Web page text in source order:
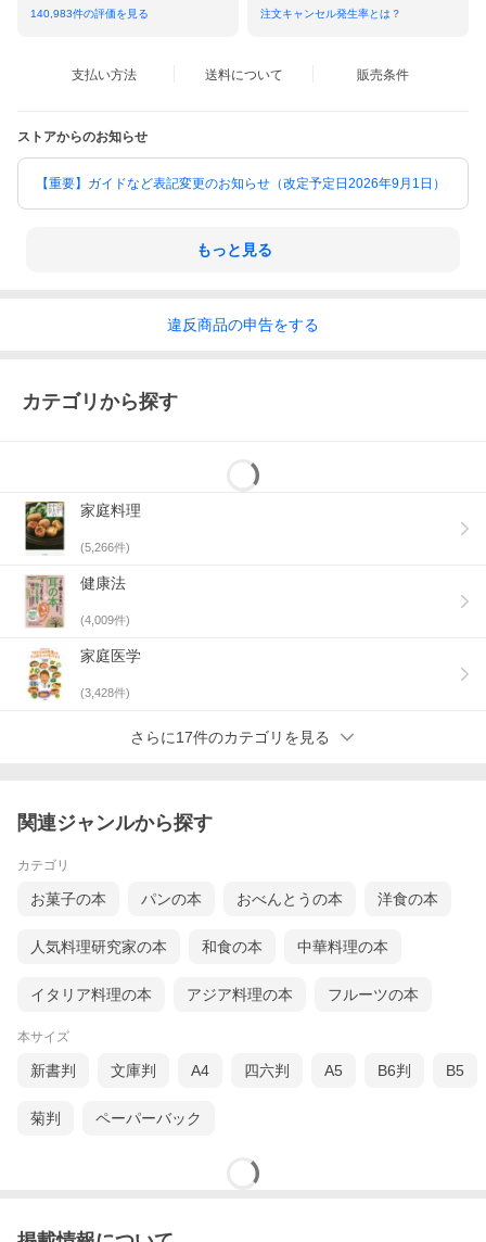
140,983件の評価を見る 注文キャンセル発生率とは？
支払い方法 送料について 販売条件
ストアからのお知らせ
【重要】ガイドなど表記変更のお知らせ（改定予定日2026年9月1日）
もっと見る
違反商品の申告をする
カテゴリから探す
家庭料理
(5,266件)
健康法
(4,009件)
家庭医学
(3,428件)
さらに17件のカテゴリを見る
関連ジャンルから探す
カテゴリ
お菓子の本 パンの本 おべんとうの本 洋食の本
人気料理研究家の本 和食の本 中華料理の本
イタリア料理の本 アジア料理の本 フルーツの本
本サイズ
新書判 文庫判 A4 四六判 A5 B6判 B5
菊判 ペーパーバック